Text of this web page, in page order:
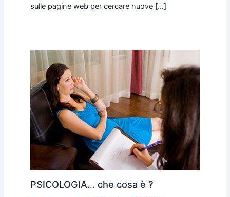
sulle pagine web per cercare nuove […]
PSICOLOGIA… che cosa è ?